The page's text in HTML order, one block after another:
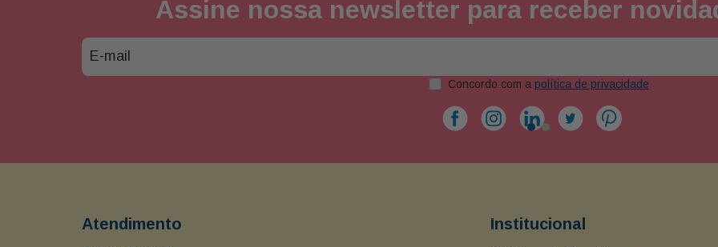
Assine nossa newsletter para receber
Concordo com a política de privacidade
Atendimento Institucional